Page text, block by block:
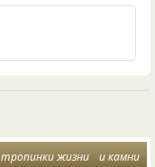
тропинки жизни и камни